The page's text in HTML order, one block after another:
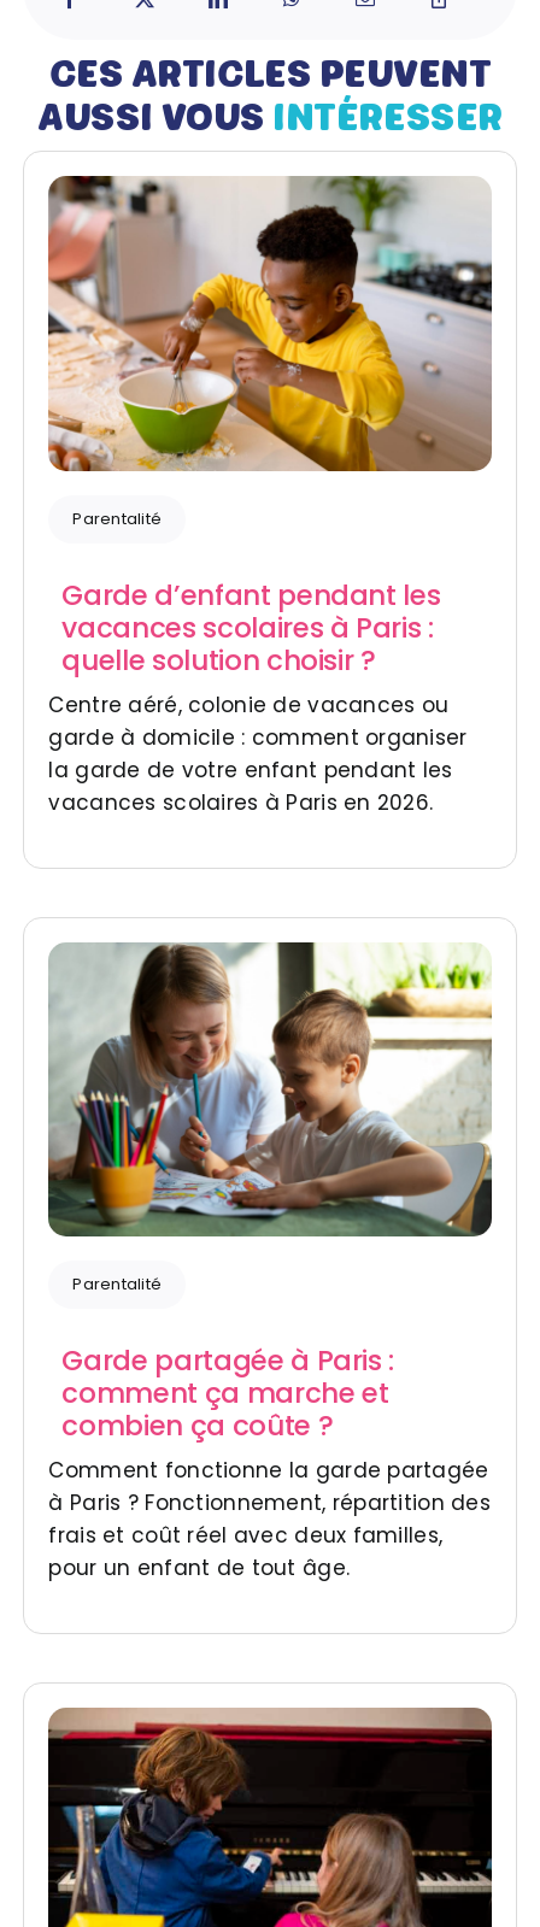
CES ARTICLES PEUVENT
AUSSI VOUS INTÉRESSER
Parentalité
Garde d’enfant pendant les
vacances scolaires à Paris :
quelle solution choisir ?
Centre aéré, colonie de vacances ou
garde à domicile : comment organiser
la garde de votre enfant pendant les
vacances scolaires à Paris en 2026.
Parentalité
Garde partagée à Paris :
comment ça marche et
combien ça coûte ?
Comment fonctionne la garde partagée
à Paris ? Fonctionnement, répartition des
frais et coût réel avec deux familles,
pour un enfant de tout âge.